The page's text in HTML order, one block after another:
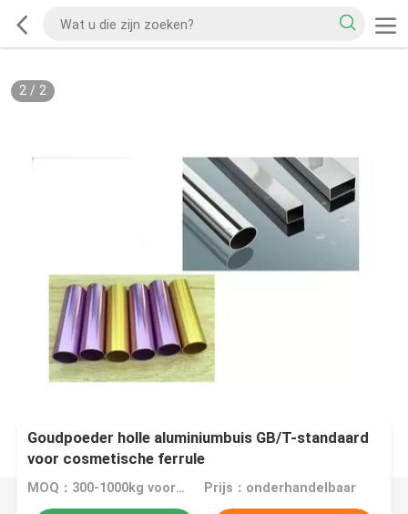
2/ 2
Goudpoeder holle aluminiumbuis GB/T-standaard
voor cosmetische ferrule
MOQ：300-1000kg voor ander product Prijs：onderhandelbaar